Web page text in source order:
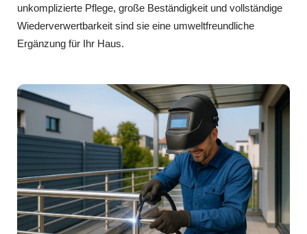
unkomplizierte Pflege, große Beständigkeit und vollständige
Wiederverwertbarkeit sind sie eine umweltfreundliche
Ergänzung für Ihr Haus.